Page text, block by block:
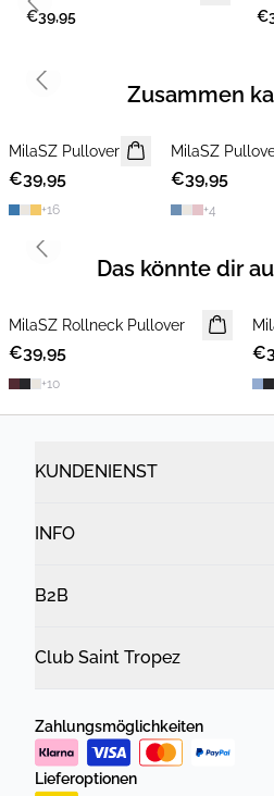
€39,95
Previous slide
Zusammen
NEUHEIT
2 FOR €65
MilaSZ Pullover
€39,95
+16
NEUHEIT
2 FOR €65
MilaSZ
€39,95
+4
Previous slide
Das könnte dir
NEUHEIT
MilaSZ Rollneck Pullover
€39,95
+10
Previous slide
KUNDENIENST
INFO
B2B
Club Saint Tropez
Zahlungsmöglichkeiten
Lieferoptionen